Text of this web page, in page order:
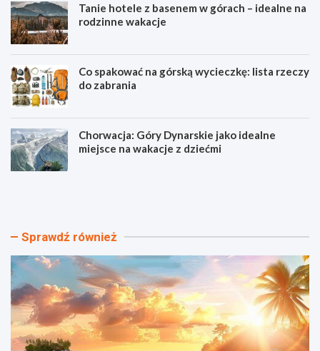
Tanie hotele z basenem w górach – idealne na
rodzinne wakacje
Co spakować na górską wycieczkę: lista rzeczy
do zabrania
Chorwacja: Góry Dynarskie jako idealne
miejsce na wakacje z dziećmi
N
ę
n
i
e
j
s
e
T
h
t
e
l
e
z
b
a
Sprawdź również